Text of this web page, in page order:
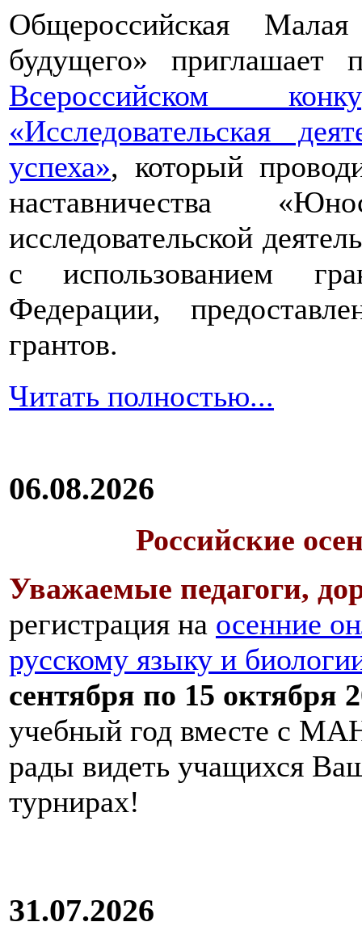
Общероссийская
будущего» приглашает
Всероссийском
«Исследовательская
успеха», который
наставничества
исследовательской
с использованием
Федерации,
грантов.
Читать полностью...
06.08.2026
Российские
Уважаемые педагоги,
регистрация на осенние
русскому языку и
сентября по 15 октября
учебный год вместе с
рады видеть учащихся
турнирах!
31.07.2026